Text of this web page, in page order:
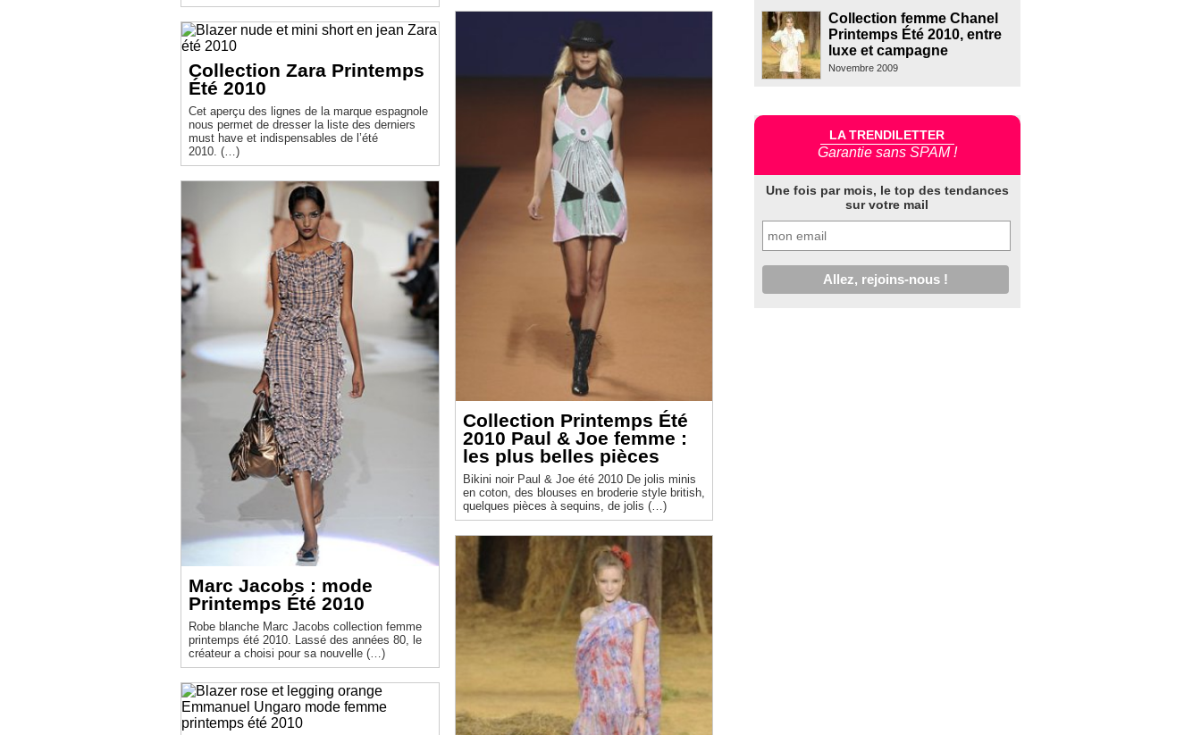
Collection Zara Printemps
Été 2010
Cet aperçu des lignes de la marque espagnole
nous permet de dresser la liste des derniers
must have et indispensables de l’été
2010. (…)
Marc Jacobs : mode
Printemps Été 2010
Robe blanche Marc Jacobs collection femme
printemps été 2010. Lassé des années 80, le
créateur a choisi pour sa nouvelle (…)
Collection Printemps Été
2010 Paul & Joe femme :
les plus belles pièces
Bikini noir Paul & Joe été 2010 De jolis minis
en coton, des blouses en broderie style british,
quelques pièces à sequins, de jolis (…)
Collection femme Chanel
Printemps Été 2010, entre
luxe et campagne
Novembre 2009
LA TRENDILETTER
Garantie sans SPAM !
Une fois par mois, le top des tendances
sur votre mail